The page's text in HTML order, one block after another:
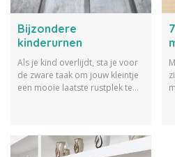
Bijzondere
kinderurnen
Als je kind overlijdt, sta je voor
de zware taak om jouw kleintje
een mooie laatste rustplek te